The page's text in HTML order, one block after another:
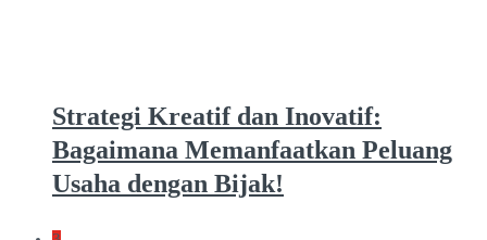
Strategi Kreatif dan Inovatif:
Bagaimana Memanfaatkan Peluang
Usaha dengan Bijak!